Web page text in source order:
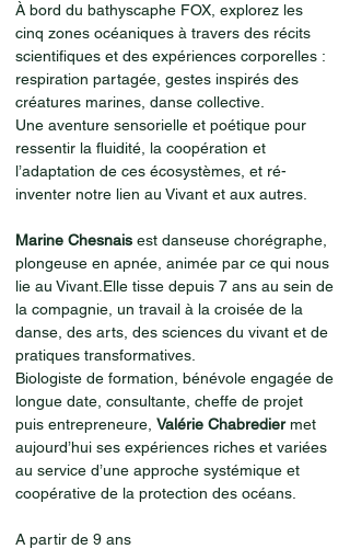
À bord du bathyscaphe FOX, explorez les
cinq zones océaniques à travers des récits
scientifiques et des expériences corporelles :
respiration partagée, gestes inspirés des
créatures marines, danse collective.
Une aventure sensorielle et poétique pour
ressentir la fluidité, la coopération et
l’adaptation de ces écosystèmes, et ré-
inventer notre lien au Vivant et aux autres.
Marine Chesnais est danseuse chorégraphe,
plongeuse en apnée, animée par ce qui nous
lie au Vivant.Elle tisse depuis 7 ans au sein de
la compagnie, un travail à la croisée de la
danse, des arts, des sciences du vivant et de
pratiques transformatives.
Biologiste de formation, bénévole engagée de
longue date, consultante, cheffe de projet
puis entrepreneure, Valérie Chabrediermet
aujourd’hui ses expériences riches et variées
au service d’une approche systémique et
coopérative de la protection des océans.
A partir de 9 ans